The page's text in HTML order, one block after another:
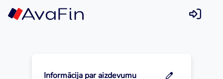
content
Informācija par aizdevumu